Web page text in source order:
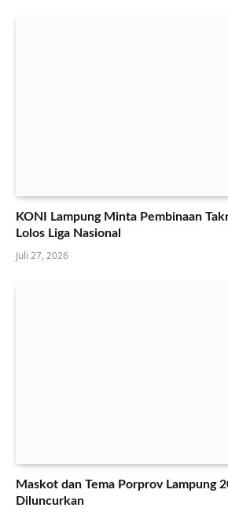
KONI Lampung Minta Pembinaan
Lolos Liga Nasional
Juli 27, 2026
Maskot dan Tema Porprov Lampung
Diluncurkan